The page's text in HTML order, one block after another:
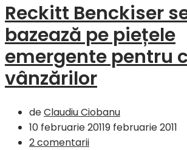
Reckitt Benckiser
bazează pe piețele
emergente pentru
vânzărilor
deClaudiu Ciobanu
10 februarie 20119 februarie 2011
2 comentarii